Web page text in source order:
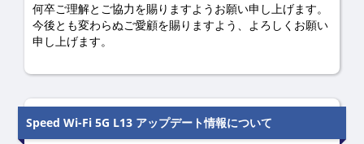
何卒ご理解とご協力を賜りますようお願い申し上げます。
今後とも変わらぬご愛顧を賜りますよう、よろしくお願い
申し上げます。
Speed Wi-Fi 5G L13 アップデート情報について